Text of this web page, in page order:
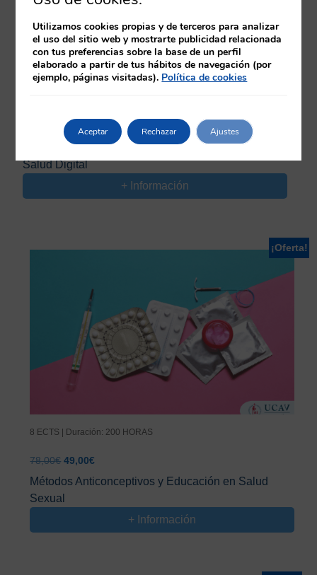
original
85,00€.
49,00€El
actual
49,00€.
Salud Digital
+ Información
¡Oferta!
8 ECTS | Duración: 200 HORAS
78,00€ El
original
era:
49,00€El
actual
Métodos Anticonceptivos y Educación en Salud
Sexual
+ Información
Utilizamos cookies propias y de terceros para analizar
el uso del sitio web y mostrarte publicidad relacionada
con tus preferencias sobre la base de un perfil
elaborado a partir de tus hábitos de navegación (por
ejemplo, páginas visitadas). Política de cookies
Aceptar Rechazar Ajustes